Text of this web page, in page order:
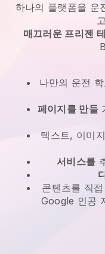
하나의 플랫폼을 운
매끄러운 프리젠
나만의 운전
페이지를 만들
텍스트, 이미
서비스를
콘텐츠를 직
Google 인공